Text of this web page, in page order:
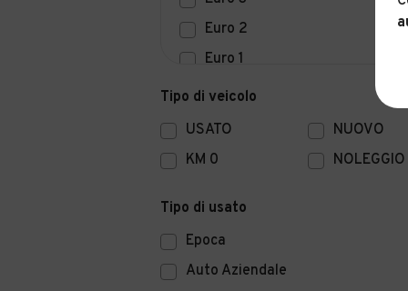
Euro 2
Euro 1
Euro 0
Tipo di veicolo
USATO
NUOVO
KM 0
NOLEGGIO
Tipo di usato
Epoca
Auto Aziendale